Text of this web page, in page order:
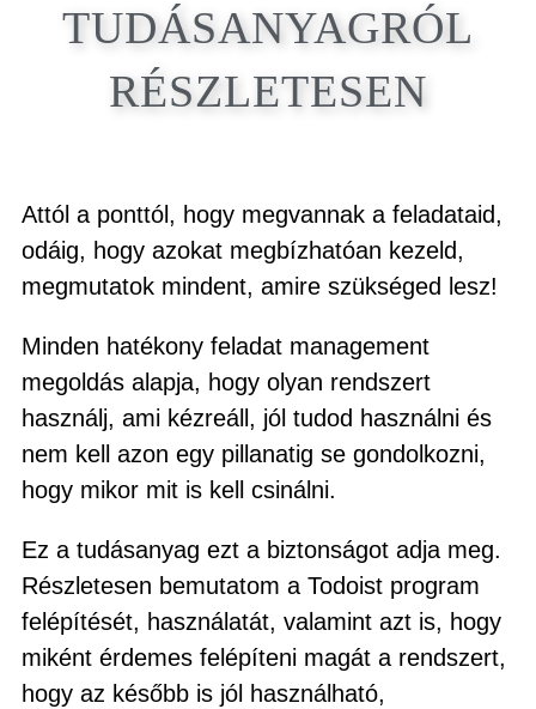
TUDÁSANYAGRÓL
RÉSZLETESEN
Attól a ponttól, hogy megvannak a feladataid,
odáig, hogy azokat megbízhatóan kezeld,
megmutatok mindent, amire szükséged lesz!
Minden hatékony feladat management
megoldás alapja, hogy olyan rendszert
használj, ami kézreáll, jól tudod használni és
nem kell azon egy pillanatig se gondolkozni,
hogy mikor mit is kell csinálni.
Ez a tudásanyag ezt a biztonságot adja meg.
Részletesen bemutatom a Todoist program
felépítését, használatát, valamint azt is, hogy
miként érdemes felépíteni magát a rendszert,
hogy az később is jól használható,